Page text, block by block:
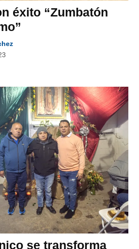
éxito “Zumbatón
se transforma